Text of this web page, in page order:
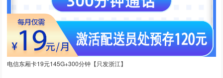
电信东厢卡19元145G+300分钟【只发浙江】